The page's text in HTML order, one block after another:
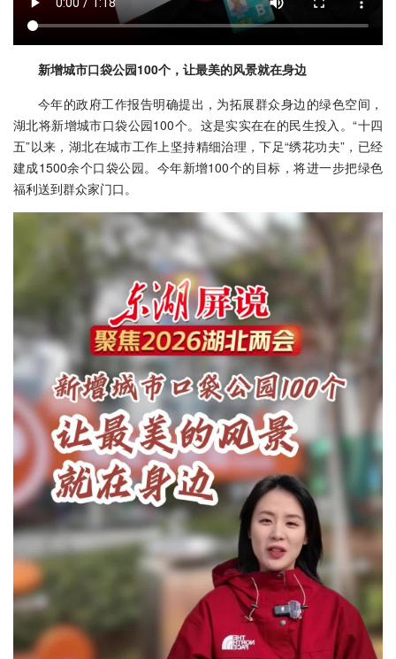
新增城市口袋公园100个，让最美的风景就在身边
今年的政府工作报告明确提出，为拓展群众身边的绿色空间，
湖北将新增城市口袋公园100个。这是实实在在的民生投入。“十四
五”以来，湖北在城市工作上坚持精细治理，下足“绣花功夫”，已经
建成1500余个口袋公园。今年新增100个的目标，将进一步把绿色
福利送到群众家门口。